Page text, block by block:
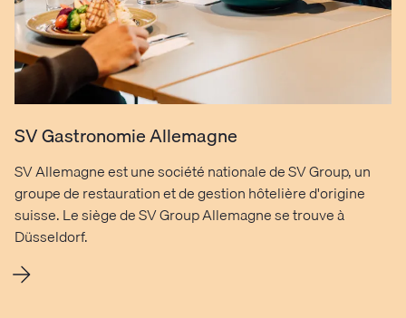
SV Gastronomie Allemagne
SV Allemagne est une société nationale de SV Group, un
groupe de restauration et de gestion hôtelière d'origine
suisse. Le siège de SV Group Allemagne se trouve à
Düsseldorf.